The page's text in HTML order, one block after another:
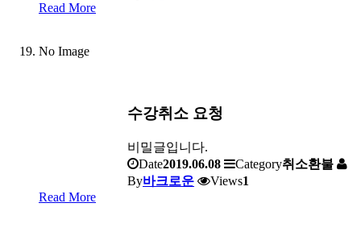
Read More
No Image
수강취소 요청
비밀글입니다.
Date2019.06.08 Category취소환불
By바크로운 Views1
Read More